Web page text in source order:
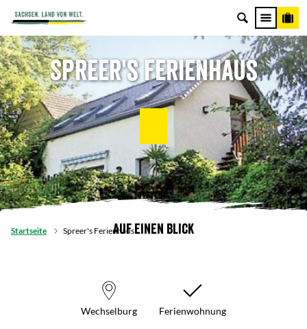
Spreer's Ferienhaus
Startseite Spreer's FerienhausAuf einen Blick
Wechselburg Ferienwohnung